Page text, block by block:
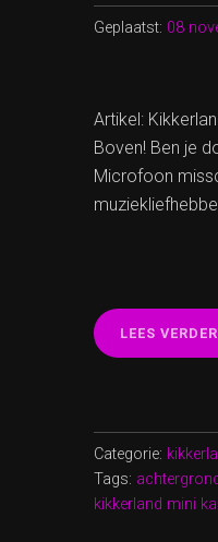
Geplaatst: 08
Artikel:
Boven! Ben je
Microfoon
LEES VERDER
Categorie:
Tags:
kikkerland mini